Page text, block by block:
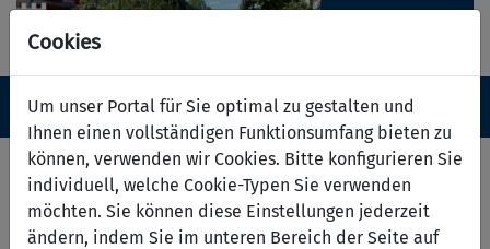
Cookies
Um unser Portal für Sie optimal zu gestalten und
Ihnen einen vollständigen Funktionsumfang bieten zu
können, verwenden wir Cookies. Bitte konfigurieren Sie
individuell, welche Cookie-Typen Sie verwenden
möchten. Sie können diese Einstellungen jederzeit
ändern, indem Sie im unteren Bereich der Seite auf
Navigation ein-/ausblenden
Menü
Ehrenamtliche Arbeit
Hinweise zu diesem Service